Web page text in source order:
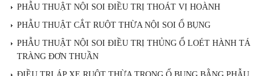
PHẪU THUẬT NỘI SOI ĐIỀU TRỊ THOÁT VỊ HOÀNH
PHẪU THUẬT CẮT RUỘT THỪA NỘI SOI Ổ BỤNG
PHẪU THUẬT NỘI SOI ĐIỀU TRỊ THỦNG Ổ LOÉT HÀNH TÁ
TRÀNG ĐƠN THUẦN